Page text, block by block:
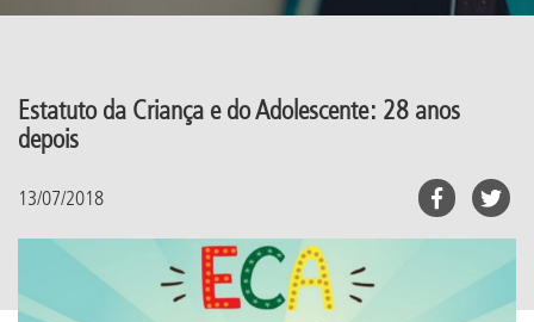
Estatuto da Criança e do Adolescente: 28 anos
depois
13/07/2018